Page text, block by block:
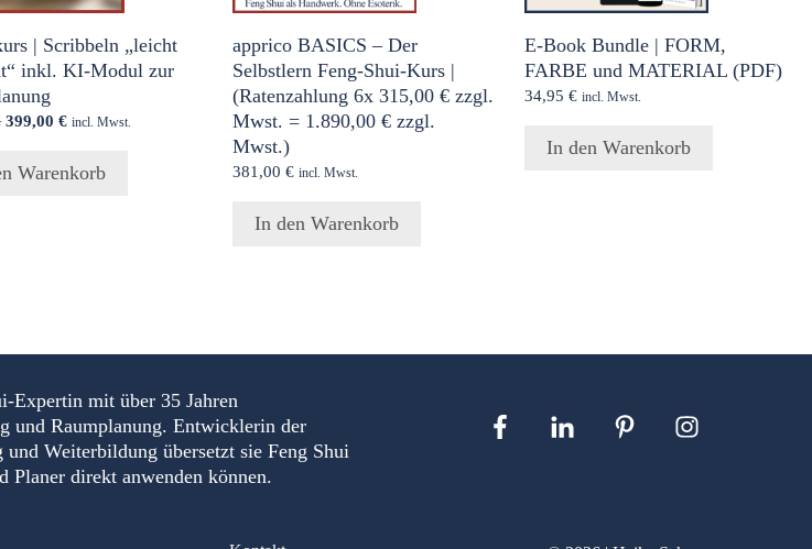
| Scribbeln „leicht
inkl. KI-Modul zur
Ursprünglicher
war:
399,00€Aktueller
ist:
incl. Mwst.
Warenkorb
apprico BASICS – Der
Selbstlern Feng-Shui-Kurs |
(Ratenzahlung 6x 315,00 € zzgl.
Mwst. = 1.890,00 € zzgl.
Mwst.)
381,00 € incl. Mwst.
In den Warenkorb
E-Book Bundle | FORM,
FARBE und MATERIAL (PDF)
34,95 € incl. Mwst.
In den Warenkorb
Expertin mit über 35 Jahren
und Raumplanung. Entwicklerin der
Weiterbildung übersetzt sie Feng Shui
Planer direkt anwenden können.